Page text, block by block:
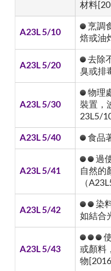
材料
A23L 5/10
烹調
焙或油
A23L 5/20
去除
臭或排
A23L 5/30
物理
裝置，
23L5/
A23L 5/40 食品
A23L 5/41
過
自然的
（
A23L 5/42
染
如結合
A23L 5/43
或顏料
物